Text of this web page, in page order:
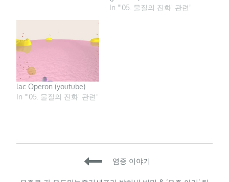
In "'05. 물질의 진화' 관련"
lac Operon (youtube)
In "'05. 물질의 진화' 관련"
염증 이야기